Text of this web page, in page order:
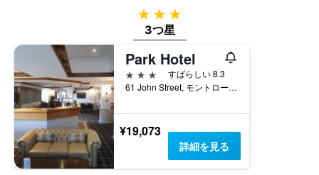
3
間
に
見
つ
か
っ
た
今
は、
室
の
平
均
料
金
を
表
3つ星
3つ星
Park Hotel
3つ星
すばらしい 8.3
61 John Street, モントローズ, イギリス
¥19,073
詳細を見る